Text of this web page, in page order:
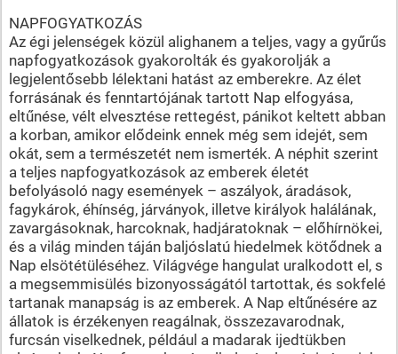
NAPFOGYATKOZÁS
Az égi jelenségek közül alighanem a teljes, vagy a gyűrűs
napfogyatkozások gyakorolták és gyakorolják a
legjelentősebb lélektani hatást az emberekre. Az élet
forrásának és fenntartójának tartott Nap elfogyása,
eltűnése, vélt elvesztése rettegést, pánikot keltett abban
a korban, amikor elődeink ennek még sem idejét, sem
okát, sem a természetét nem ismerték. A néphit szerint
a teljes napfogyatkozások az emberek életét
befolyásoló nagy események – aszályok, áradások,
fagykárok, éhínség, járványok, illetve királyok halálának,
zavargásoknak, harcoknak, hadjáratoknak – előhírnökei,
és a világ minden táján baljóslatú hiedelmek kötődnek a
Nap elsötétüléséhez. Világvége hangulat uralkodott el, s
a megsemmisülés bizonyosságától tartottak, és sokfelé
tartanak manapság is az emberek. A Nap eltűnésére az
állatok is érzékenyen reagálnak, összezavarodnak,
furcsán viselkednek, például a madarak ijedtükben